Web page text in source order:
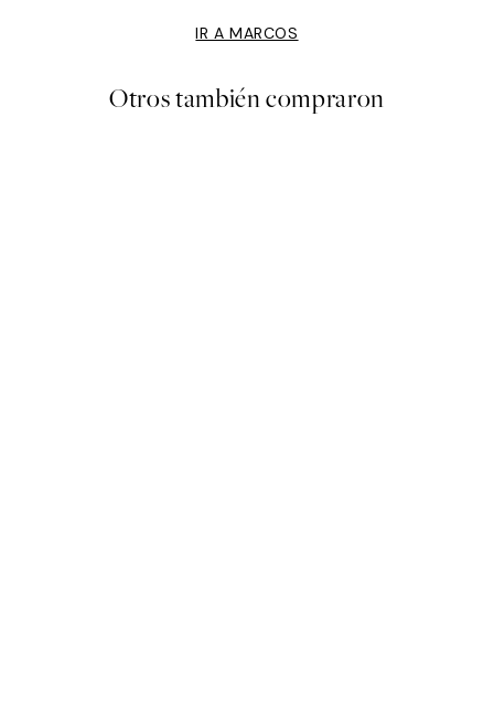
IR A MARCOS
Otros también compraron